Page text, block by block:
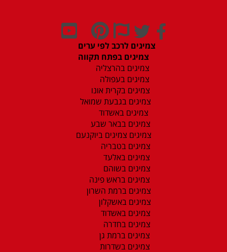
צמיגים לרכב לפי ערים
צמיגים בפתח תקווה
צמיגים בהרצליה
צמיגים בעפולה
צמיגים בקרית אונו
צמיגים בגבעת שמואל
צמיגים באשדוד
צמיגים בבאר שבע
צמיגים צמיגים ביוקנעם
צמיגים בטבריה
צמיגים באלעד
צמיגים בשוהם
צמיגים בראש פינה
צמיגים ברמת השרון
צמיגים באשקלון
צמיגים באשדוד
צמיגים בחדרה
צמיגים ברמת גן
צמיגים בשדרות